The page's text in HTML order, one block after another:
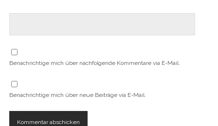
Benachrichtige mich über nachfolgende Kommentare via E-Mail.
Benachrichtige mich über neue Beiträge via E-Mail.